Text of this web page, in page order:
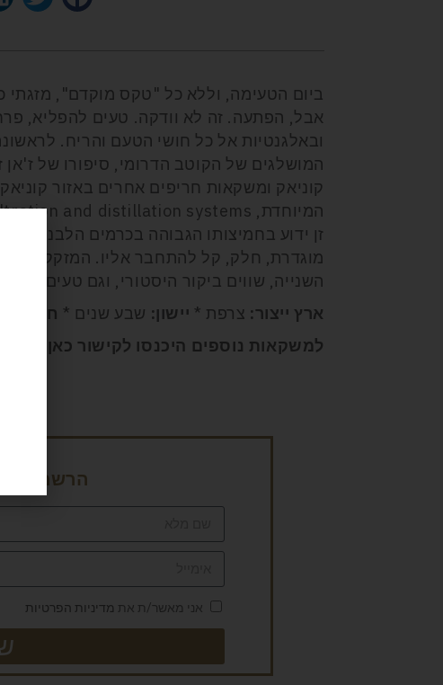
ביום הטעימה, וללא כל "טקס מוקדם", מזגתי
אבל, הפתעה. זה לא וודקה. טעים להפליא,
ובאלגנטיות אל כל חושי הטעם והריח.
המושלגים של הקוטב הדרומי, סיפורו של ז'אן
קוניאק ומשקאות חריפים אחרים באזור
המיוחדת, and distillation systems
זן ידוע בחמיצותו הגבוהה בכרמים הלבנים
מוגדרת, חלק, קל להתחבר אליו. המזקקה ב-
השנייה, שווים ביקור היסטורי, וגם טעים.
ארץ ייצור: צרפת * יישון: שבע שנים * חוזק:
למשקאות נוספים היכנסו לקישור כאן
הרשמה
אני מאשר/ת את מדיניות הפרטיות